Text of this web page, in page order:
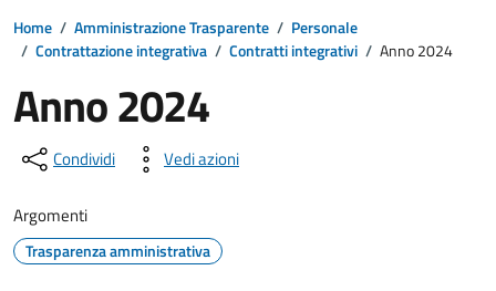
Home / Amministrazione Trasparente / Personale
/ Contrattazione integrativa / Contratti integrativi / Anno 2024
Anno 2024
Condividi Vedi azioni
Argomenti
Trasparenza amministrativa